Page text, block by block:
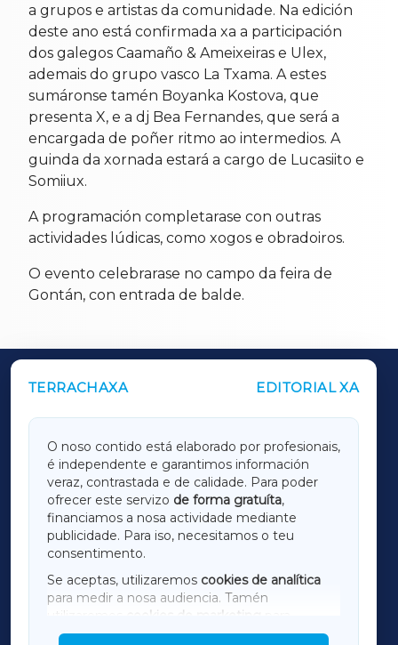
a grupos e artistas da comunidade. Na edición
deste ano está confirmada xa a participación
dos galegos Caamaño & Ameixeiras e Ulex,
ademais do grupo vasco La Txama. A estes
sumáronse tamén Boyanka Kostova, que
presenta X, e a dj Bea Fernandes, que será a
encargada de poñer ritmo ao intermedios. A
guinda da xornada estará a cargo de Lucasiito e
Somiiux.
A programación completarase con outras
actividades lúdicas, como xogos e obradoiros.
O evento celebrarase no campo da feira de
Gontán, con entrada de balde.
TERRACHAXA EDITORIAL XA
O noso contido está elaborado por profesionais,
é independente e garantimos información
veraz, contrastada e de calidade. Para poder
ofrecer este servizo de forma gratuíta,
financiamos a nosa actividade mediante
publicidade. Para iso, necesitamos o teu
consentimento.
Se aceptas, utilizaremos cookies de analítica
para medir a nosa audiencia. Tamén
utilizaremos
cookies de marketing
mostrar publicidade de terceiros.
OUTROS PERIÓDICOS
LUGOXA
TERRACHAXA
AMARIÑAXA